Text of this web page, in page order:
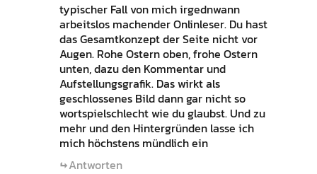
typischer Fall von mich irgednwann
arbeitslos machender Onlinleser. Du hast
das Gesamtkonzept der Seite nicht vor
Augen. Rohe Ostern oben, frohe Ostern
unten, dazu den Kommentar und
Aufstellungsgrafik. Das wirkt als
geschlossenes Bild dann gar nicht so
wortspielschlecht wie du glaubst. Und zu
mehr und den Hintergründen lasse ich
mich höchstens mündlich ein
Antworten